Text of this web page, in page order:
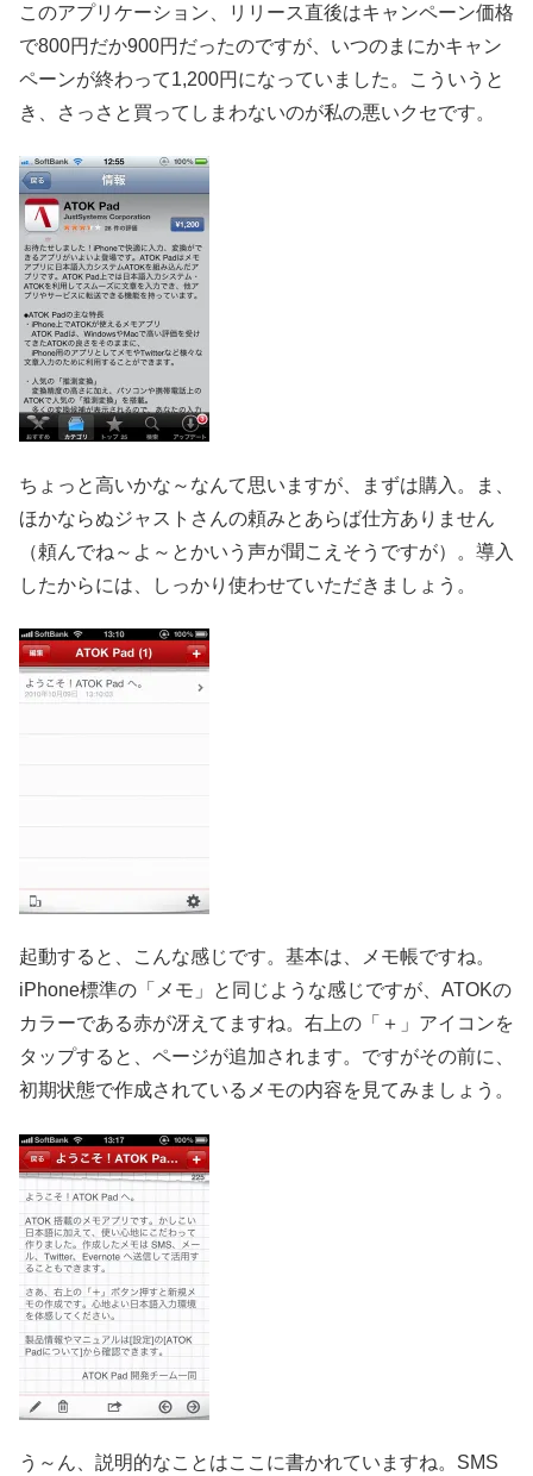
このアプリケーション、リリース直後はキャンペーン価格
で800円だか900円だったのですが、いつのまにかキャン
ペーンが終わって1,200円になっていました。こういうと
き、さっさと買ってしまわないのが私の悪いクセです。
ちょっと高いかな～なんて思いますが、まずは購入。ま、
ほかならぬジャストさんの頼みとあらば仕方ありません
（頼んでね～よ～とかいう声が聞こえそうですが）。導入
したからには、しっかり使わせていただきましょう。
起動すると、こんな感じです。基本は、メモ帳ですね。
iPhone標準の「メモ」と同じような感じですが、ATOKの
カラーである赤が冴えてますね。右上の「＋」アイコンを
タップすると、ページが追加されます。ですがその前に、
初期状態で作成されているメモの内容を見てみましょう。
う～ん、説明的なことはここに書かれていますね。SMS